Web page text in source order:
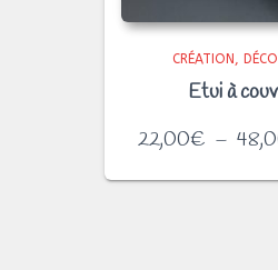
CRÉATION
Etui à
22,00€ –